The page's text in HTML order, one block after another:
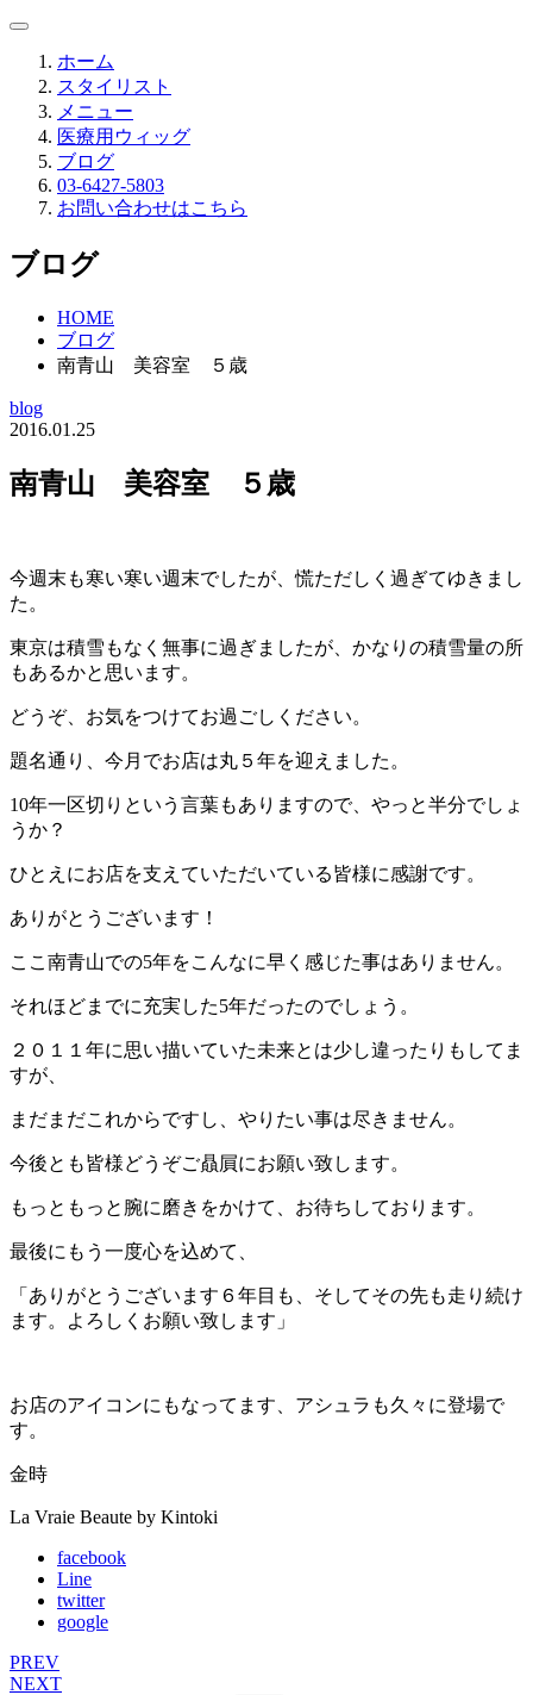
ホーム
スタイリスト
メニュー
医療用ウィッグ
ブログ
03-6427-5803
お問い合わせはこちら
ブログ
HOME
ブログ
南青山 美容室 ５歳
blog
2016.01.25
南青山 美容室 ５歳
今週末も寒い寒い週末でしたが、慌ただしく過ぎてゆきまし
た。
東京は積雪もなく無事に過ぎましたが、かなりの積雪量の所
もあるかと思います。
どうぞ、お気をつけてお過ごしください。
題名通り、今月でお店は丸５年を迎えました。
10年一区切りという言葉もありますので、やっと半分でしょ
うか？
ひとえにお店を支えていただいている皆様に感謝です。
ありがとうございます！
ここ南青山での5年をこんなに早く感じた事はありません。
それほどまでに充実した5年だったのでしょう。
２０１１年に思い描いていた未来とは少し違ったりもしてま
すが、
まだまだこれからですし、やりたい事は尽きません。
今後とも皆様どうぞご贔屓にお願い致します。
もっともっと腕に磨きをかけて、お待ちしております。
最後にもう一度心を込めて、
「ありがとうございます６年目も、そしてその先も走り続け
ます。よろしくお願い致します」
お店のアイコンにもなってます、アシュラも久々に登場で
す。
金時
La Vraie Beaute by Kintoki
facebook
Line
twitter
google
PREV
NEXT